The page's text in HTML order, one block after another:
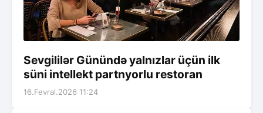
Sevgililər Günündə yalnızlar üçün ilk
süni intellekt partnyorlu restoran
16.Fevral.2026 11:24